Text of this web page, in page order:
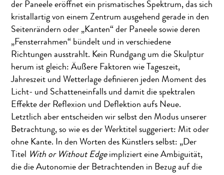
der Paneele eröffnet ein prismatisches Spektrum, das sich
kristallartig von einem Zentrum ausgehend gerade in den
Seitenrändern oder „Kanten“ der Paneele sowie deren
„Fensterrahmen“ bündelt und in verschiedene
Richtungen ausstrahlt. Kein Rundgang um die Skulptur
herum ist gleich: Äußere Faktoren wie Tageszeit,
Jahreszeit und Wetterlage definieren jeden Moment des
Licht- und Schatteneinfalls und damit die spektralen
Effekte der Reflexion und Deflektion aufs Neue.
Letztlich aber entscheiden wir selbst den Modus unserer
Betrachtung, so wie es der Werktitel suggeriert: Mit oder
ohne Kante. In den Worten des Künstlers selbst: „Der
Titel With or Without Edge impliziert eine Ambiguität,
die die Autonomie der Betrachtenden in Bezug auf die